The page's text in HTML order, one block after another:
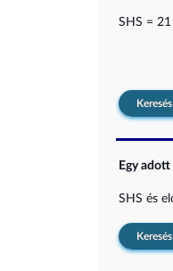
SHS = 21
Keresés
Egy
SHS és
Keresés